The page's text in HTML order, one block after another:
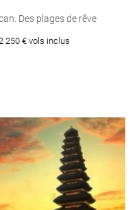
Des plages de rêve
250 € vols inclus